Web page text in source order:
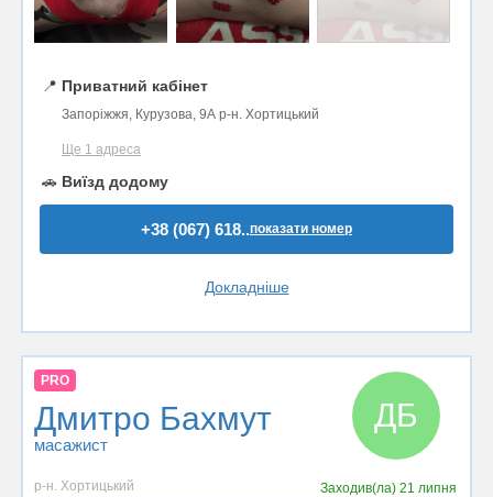
📍 Приватний кабінет
Запоріжжя, Курузова, 9А р-н. Хортицький
Ще 1 адреса
🚗 Виїзд додому
+38 (067) 618..показати номер
Докладніше
PRO
Дмитро Бахмут
масажист
ДБ
р-н. Хортицький Заходив(ла) 21 липня